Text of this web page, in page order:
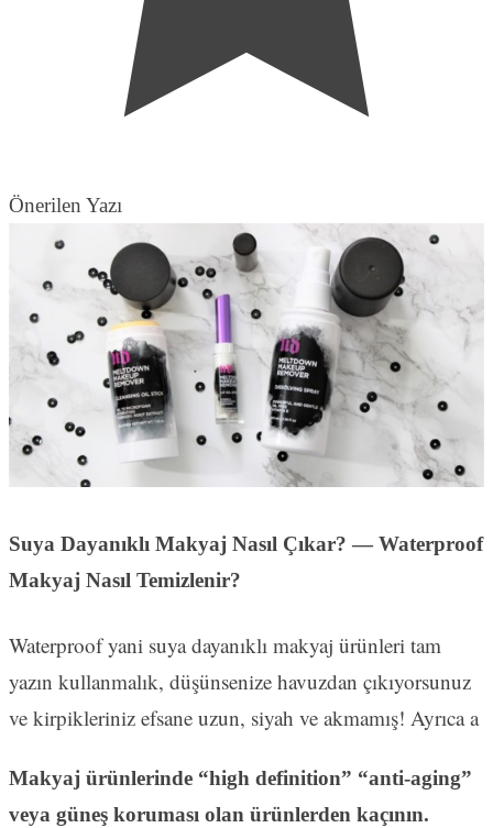
Önerilen Yazı
Suya Dayanıklı Makyaj Nasıl Çıkar? — Waterproof
Makyaj Nasıl Temizlenir?
Waterproof yani suya dayanıklı makyaj ürünleri tam
yazın kullanmalık, düşünsenize havuzdan çıkıyorsunuz
ve kirpikleriniz efsane uzun, siyah ve akmamış! Ayrıca a
Makyaj ürünlerinde “high definition” “anti-aging”
veya güneş koruması olan ürünlerden kaçının.